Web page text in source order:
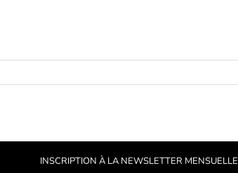
INSCRIPTION À LA NEWSLETTER MENSUELLE